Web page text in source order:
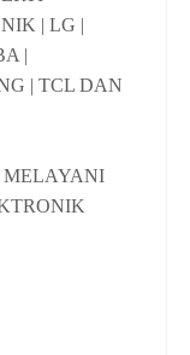
| LG |
|
| TCL DAN